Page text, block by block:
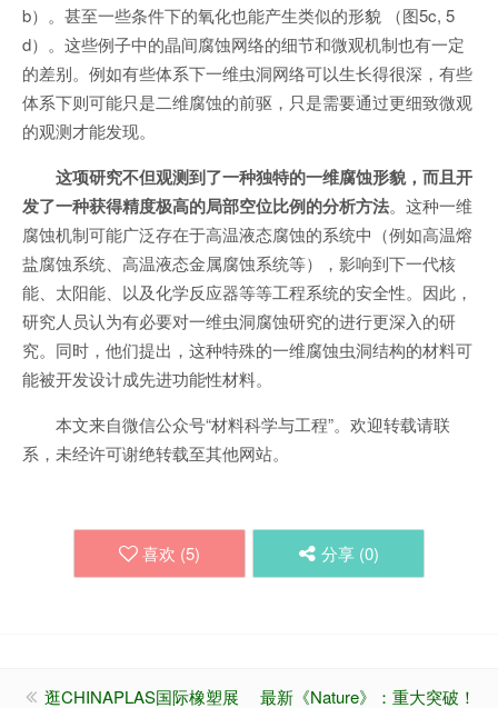
b）。甚至一些条件下的氧化也能产生类似的形貌 （图5c, 5
d）。这些例子中的晶间腐蚀网络的细节和微观机制也有一定
的差别。例如有些体系下一维虫洞网络可以生长得很深，有些
体系下则可能只是二维腐蚀的前驱，只是需要通过更细致微观
的观测才能发现。
这项研究不但观测到了一种独特的一维腐蚀形貌，而且开
发了一种获得精度极高的局部空位比例的分析方法。这种一维
腐蚀机制可能广泛存在于高温液态腐蚀的系统中（例如高温熔
盐腐蚀系统、高温液态金属腐蚀系统等），影响到下一代核
能、太阳能、以及化学反应器等等工程系统的安全性。因此，
研究人员认为有必要对一维虫洞腐蚀研究的进行更深入的研
究。同时，他们提出，这种特殊的一维腐蚀虫洞结构的材料可
能被开发设计成先进功能性材料。
本文来自微信公众号“材料科学与工程”。欢迎转载请联
系，未经许可谢绝转载至其他网站。
喜欢 (5) 分享 (0)
逛CHINAPLAS国际橡塑展
最新《Nature》：重大突破！